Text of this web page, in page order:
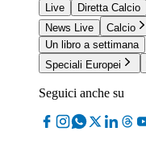
Live
Diretta Calcio
News Live
Calcio
Un libro a settimana
Speciali Europei
Seguici anche su